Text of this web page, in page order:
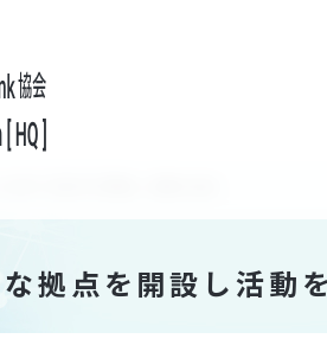
拠点を開設し活動